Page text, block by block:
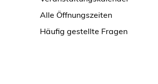
Alle Öffnungszeiten
Häufig gestellte Fragen